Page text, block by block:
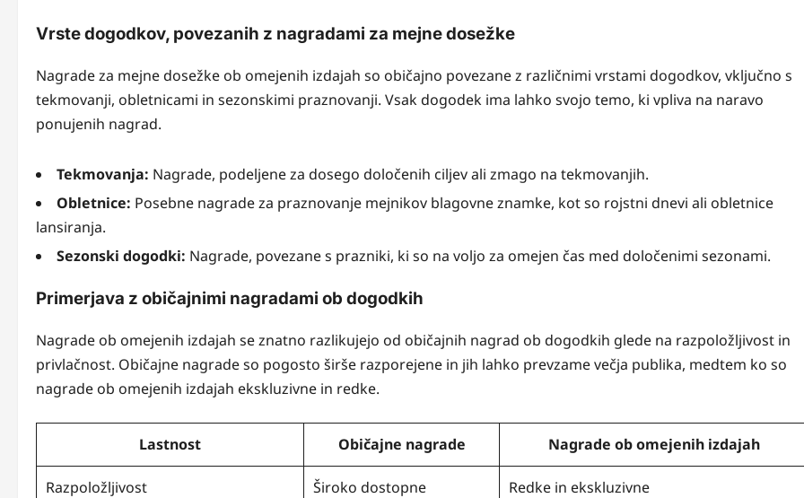
Vrste dogodkov, povezanih z nagradami za mejne dosežke
Nagrade za mejne dosežke ob omejenih izdajah so običajno povezane z različnimi vrstami dogodkov, vključno s
tekmovanji, obletnicami in sezonskimi praznovanji. Vsak dogodek ima lahko svojo temo, ki vpliva na naravo
ponujenih nagrad.
Tekmovanja: Nagrade, podeljene za dosego določenih ciljev ali zmago na tekmovanjih.
Obletnice: Posebne nagrade za praznovanje mejnikov blagovne znamke, kot so rojstni dnevi ali obletnice
lansiranja.
Sezonski dogodki: Nagrade, povezane s prazniki, ki so na voljo za omejen čas med določenimi sezonami.
Primerjava z običajnimi nagradami ob dogodkih
Nagrade ob omejenih izdajah se znatno razlikujejo od običajnih nagrad ob dogodkih glede na razpoložljivost in
privlačnost. Običajne nagrade so pogosto širše razporejene in jih lahko prevzame večja publika, medtem ko so
nagrade ob omejenih izdajah ekskluzivne in redke.
Lastnost Običajne nagrade Nagrade ob omejenih izdajah
Razpoložljivost Široko dostopne Redke in ekskluzivne